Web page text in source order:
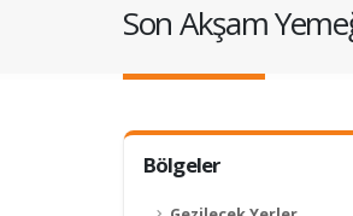
Son Akşam
Bölgeler